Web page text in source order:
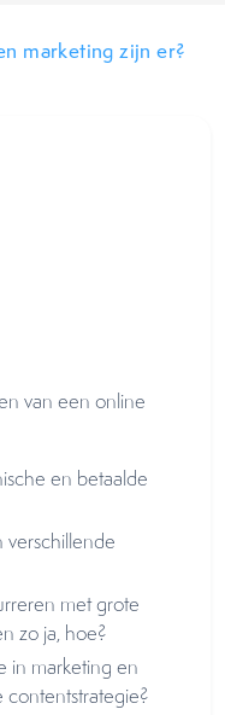
marketing zijn er?
van een online
en betaalde
verschillende
met grote
zo ja, hoe?
in marketing en